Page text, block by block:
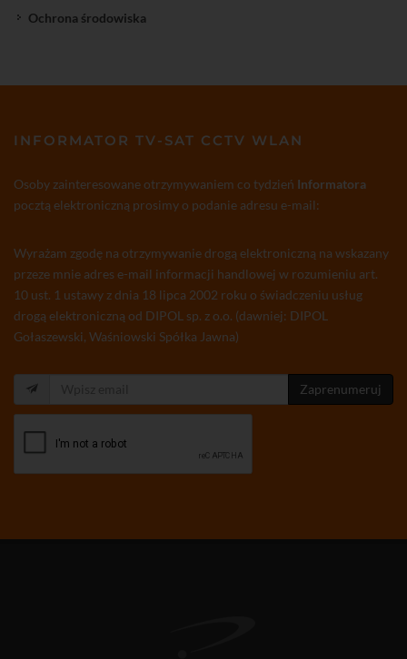
Ochrona środowiska
INFORMATOR TV-SAT CCTV WLAN
Osoby zainteresowane otrzymywaniem co tydzień Informatora
pocztą elektroniczną prosimy o podanie adresu e-mail:
Wyrażam zgodę na otrzymywanie drogą elektroniczną na wskazany
przeze mnie adres e-mail informacji handlowej w rozumieniu art.
10 ust. 1 ustawy z dnia 18 lipca 2002 roku o świadczeniu usług
drogą elektroniczną od DIPOL sp. z o.o. (dawniej: DIPOL
Gołaszewski, Waśniowski Spółka Jawna)
Zaprenumeruj